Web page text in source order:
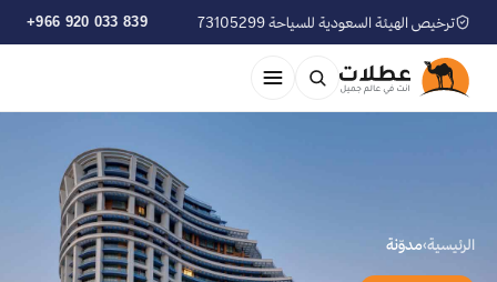
ترخيص الهيئة السعودية للسياحة 73105299 +966 920 033 839
الرئيسية›مدوّنة